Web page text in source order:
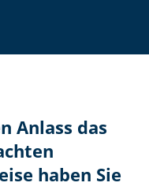
Anlass das
haben Sie